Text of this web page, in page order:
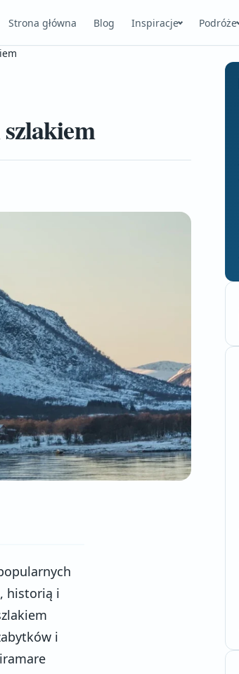
Strona główna Blog Inspiracje Podróże
historią i
i